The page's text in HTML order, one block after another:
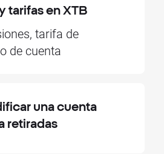
tarifas en XTB
tarifa de
de cuenta
una cuenta
retiradas